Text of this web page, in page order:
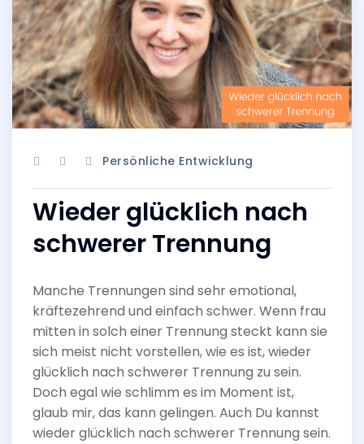
Persönliche Entwicklung
Wieder glücklich nach
schwerer Trennung
Manche Trennungen sind sehr emotional,
kräftezehrend und einfach schwer. Wenn frau
mitten in solch einer Trennung steckt kann sie
sich meist nicht vorstellen, wie es ist, wieder
glücklich nach schwerer Trennung zu sein.
Doch egal wie schlimm es im Moment ist,
glaub mir, das kann gelingen. Auch Du kannst
wieder glücklich nach schwerer Trennung sein.